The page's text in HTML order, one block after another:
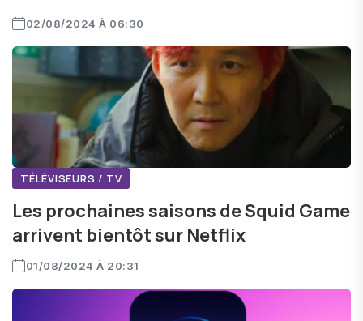
02/08/2024 À 06:30
TÉLÉVISEURS / TV
Les prochaines saisons de Squid Game
arrivent bientôt sur Netflix
01/08/2024 À 20:31